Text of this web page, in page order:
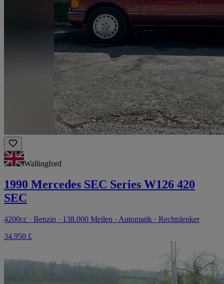
Wallingford
1990 Mercedes SEC Series W126 420
SEC
4200cc · Benzin · 138.000 Meilen · Automatik · Rechtslenker
34.950 £